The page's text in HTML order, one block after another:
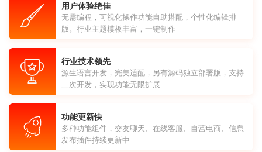
用户体验绝佳
无需编程，可视化操作功能自助搭配，个性化编辑排
版。行业主题模板丰富，一键制作
行业技术领先
源生语言开发，完美适配，另有源码独立部署版，支持
二次开发，实现功能无限扩展
功能更新快
多种功能组件，交友聊天、在线客服、自营电商、信息
发布插件持续更新中